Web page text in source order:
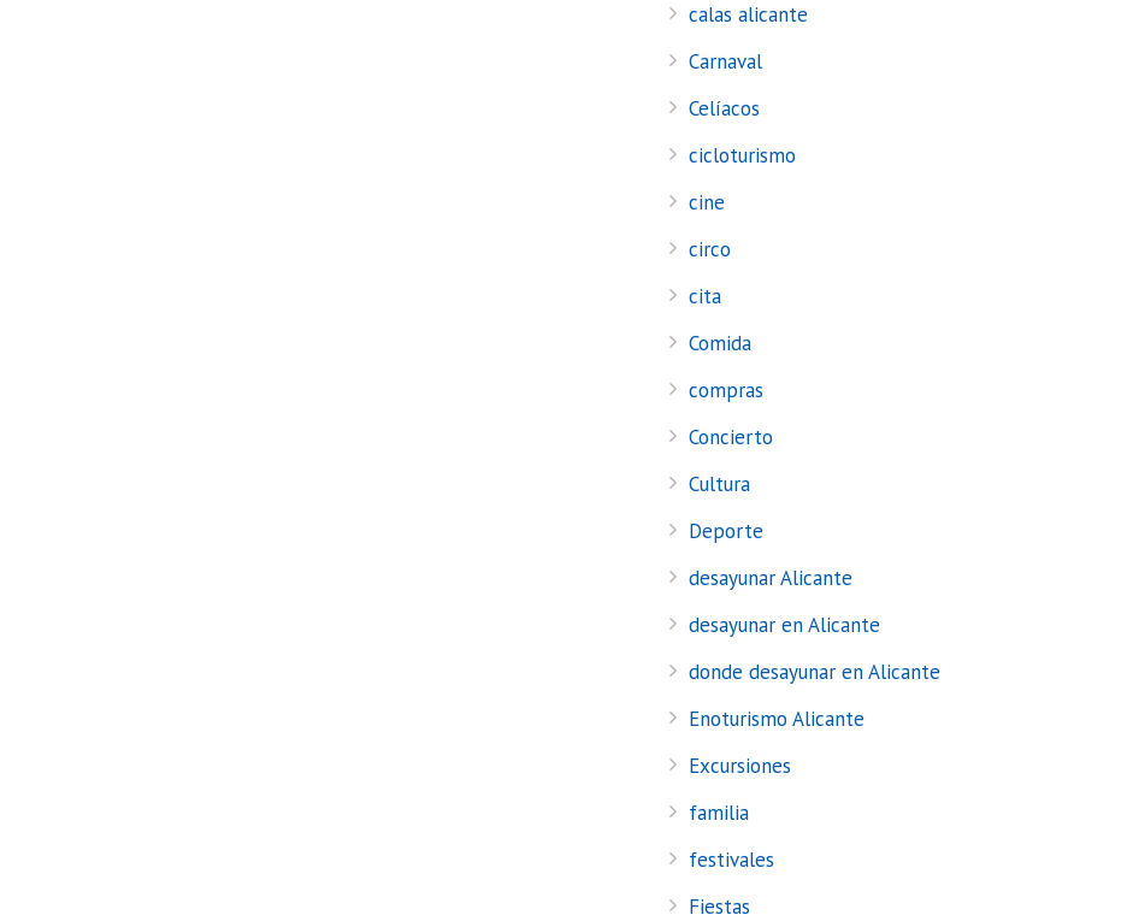
calas alicante
Carnaval
Celíacos
cicloturismo
cine
circo
cita
Comida
compras
Concierto
Cultura
Deporte
desayunar Alicante
desayunar en Alicante
donde desayunar en Alicante
Enoturismo Alicante
Excursiones
familia
festivales
Fiestas